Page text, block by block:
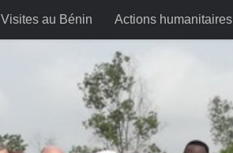
Visites au Bénin Actions humanitaires